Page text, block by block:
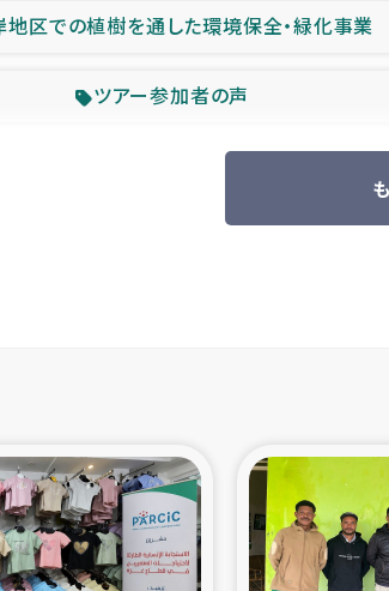
地区での植樹を通した環境保全・緑化事業
ツアー参加者の声
緊急救援の時代
東ティモール豪雨緊急支援
スリランカ 緊急人道支援
の南北女性をつなぐサリー・リサイクル・プ